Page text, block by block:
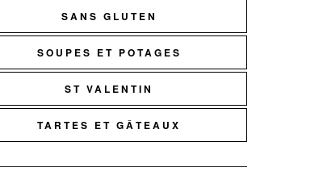
SANS GLUTEN
SOUPES ET POTAGES
ST VALENTIN
TARTES ET GÂTEAUX